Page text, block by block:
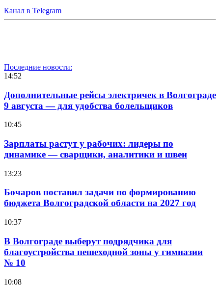
Канал в Telegram
Последние новости:
14:52
Дополнительные рейсы электричек в Волгограде
9 августа — для удобства болельщиков
10:45
Зарплаты растут у рабочих: лидеры по
динамике — сварщики, аналитики и швеи
13:23
Бочаров поставил задачи по формированию
бюджета Волгоградской области на 2027 год
10:37
В Волгограде выберут подрядчика для
благоустройства пешеходной зоны у гимназии
№ 10
10:08